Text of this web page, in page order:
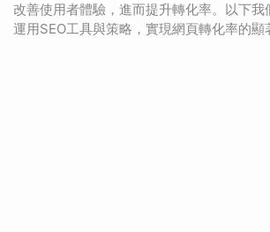
改善使用者體驗，進而提升轉化率。以下我
運用SEO工具與策略，實現網頁轉化率的顯